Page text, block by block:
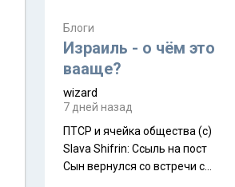
Блоги
Израиль - о чём это
вааще?
wizard
7 дней назад
ПТСР и ячейка общества (с)
Slava Shifrin: Ссыль на пост
Сын вернулся со встречи с